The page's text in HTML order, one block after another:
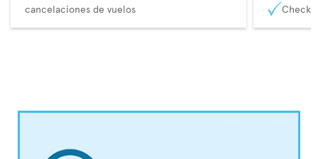
cancelaciones de vuelos
Check-